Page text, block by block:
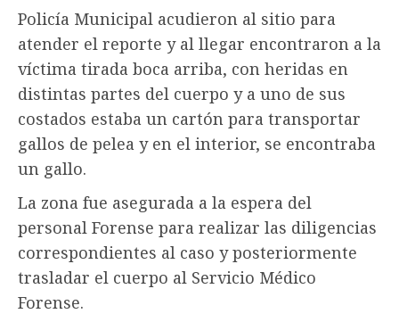
Policía Municipal acudieron al sitio para
atender el reporte y al llegar encontraron a la
víctima tirada boca arriba, con heridas en
distintas partes del cuerpo y a uno de sus
costados estaba un cartón para transportar
gallos de pelea y en el interior, se encontraba
un gallo.
La zona fue asegurada a la espera del
personal Forense para realizar las diligencias
correspondientes al caso y posteriormente
trasladar el cuerpo al Servicio Médico
Forense.